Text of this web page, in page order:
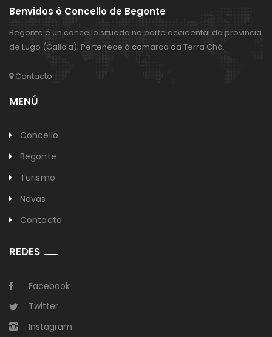
Benvidos ó Concello de Begonte
Begonte é un concello situado na parte occidental da provincia
de Lugo (Galicia). Pertenece á comarca da Terra Chá.
Contacto
MENÚ
Concello
Begonte
Turismo
Novas
Contacto
REDES
Facebook
Twitter
Instagram